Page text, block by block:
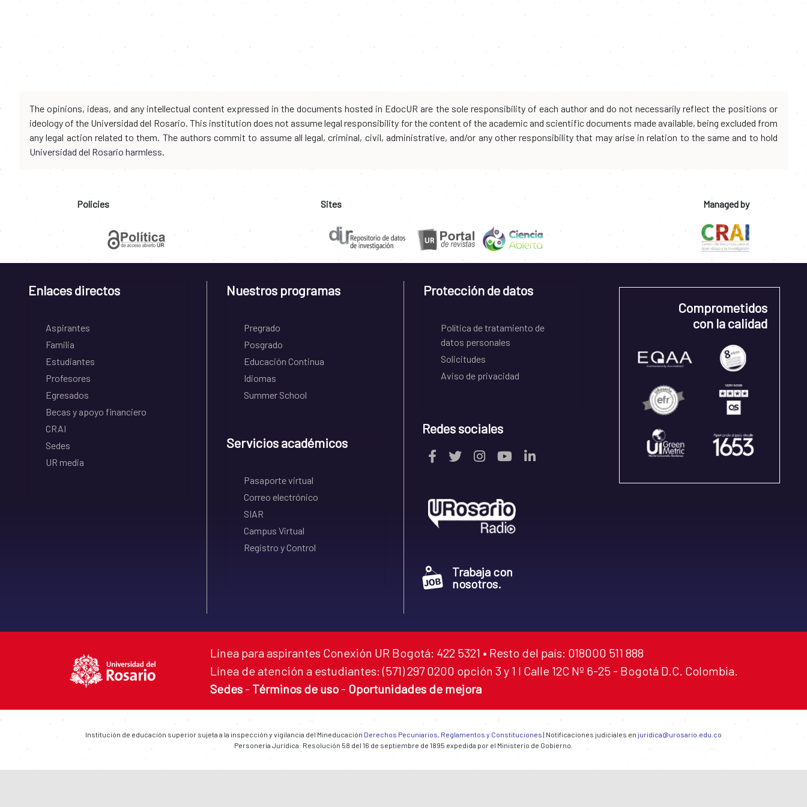
The opinions, ideas, and any intellectual content expressed in the documents hosted in EdocUR are the sole responsibility of each author and do not necessarily reflect the positions or
ideology of the Universidad del Rosario. This institution does not assume legal responsibility for the content of the academic and scientific documents made available, being excluded from
any legal action related to them. The authors commit to assume all legal, criminal, civil, administrative, and/or any other responsibility that may arise in relation to the same and to hold
Universidad del Rosario harmless.
Policies Sites Managed by
Enlaces directos
Aspirantes
Familia
Estudiantes
Profesores
Egresados
Becas y apoyo financiero
CRAI
Sedes
UR media
Nuestros programas
Pregrado
Posgrado
Educación Continua
Idiomas
Summer School
Servicios académicos
Pasaporte virtual
Correo electrónico
SIAR
Campus Virtual
Registro y Control
Protección de datos
Política de tratamiento de
datos personales
Solicitudes
Aviso de privacidad
Redes sociales
Trabaja con
nosotros.
Comprometidos
con la calidad
Línea para aspirantes Conexión UR Bogotá: 422 5321 • Resto del país: 018000 511 888
Línea de atención a estudiantes: (571) 297 0200 opción 3 y 1 I Calle 12C Nº 6-25 - Bogotá D.C. Colombia.
Sedes - Términos de uso - Oportunidades de mejora
Institución de educación superior sujeta a la inspección y vigilancia del Mineducación Derechos Pecuniarios, Reglamentos y Constituciones | Notificaciones judiciales en juridica@urosario.edu.co
Personería Jurídica: Resolución 58 del 16 de septiembre de 1895 expedida por el Ministerio de Gobierno.